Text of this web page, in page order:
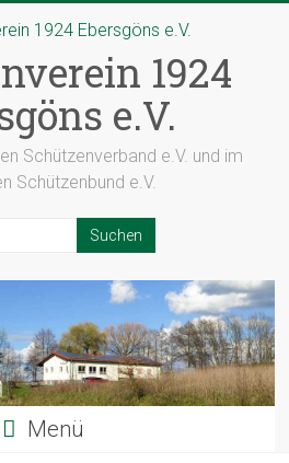
1924
e.V.
Schützenverband e.V. und im
Schützenbund e.V.
Menü